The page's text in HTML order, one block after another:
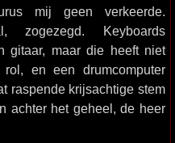
mij geen verkeerde.
zogezegd. Keyboards
gitaar, maar die heeft niet
en een drumcomputer
raspende krijsachtige stem
achter het geheel, de heer